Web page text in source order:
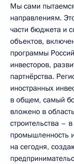
Мы сами
направлениям.
части бюджета и
объектов,
программы
инвесторов,
партнёрства.
иностранных
в общем, самый
вложено в
строительства –
промышленность
на сегодня,